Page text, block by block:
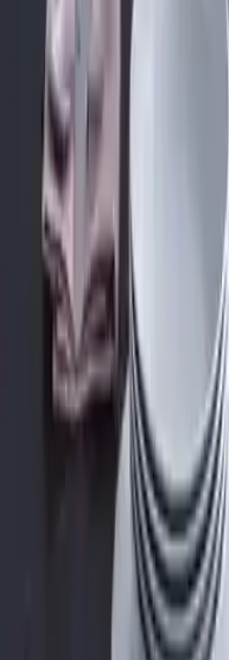
ürünlerin paketlenme veya
Çatlak ve kırıklar: İki
parçalar ise kırık
Ürün kalitesi: Koliden
ürünlerin
Ürün Kalitesi ve
Ürünün genel puanı 4.7
seviyesini gösterir. Ancak,
dayanıklılığı konusunda
Özellikle, kırık veya çatlak
ve ürünlerin dikkatli
Satın Alma
Bu ürün, şık tasarımı ve
sorunları nedeniyle dikkatli
ve fonksiyonellik açısından
dayanıklılık konusunda
Sonuç ve
Güral Porselen Alfa yemek
çıkan bir tercih olabilir.
kontrol edilmesi önemlidir.